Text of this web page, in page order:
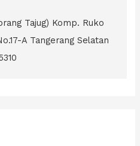
Tajug) Komp. Ruko
A Tangerang Selatan